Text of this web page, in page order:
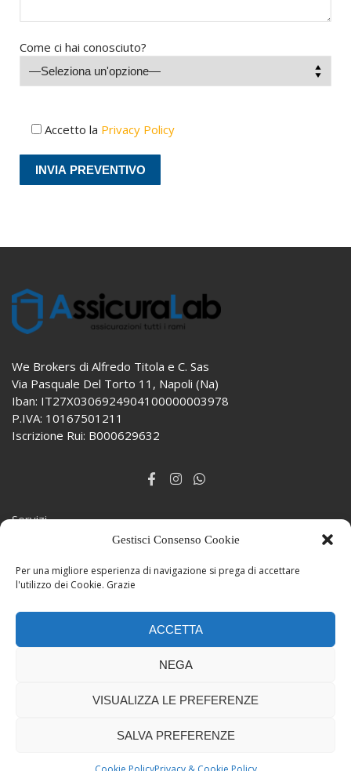
Gestisci Consenso Cookie
Per una migliore esperienza di navigazione si prega di accettare
l'utilizzo dei Cookie. Grazie
ACCETTA
NEGA
VISUALIZZA LE PREFERENZE
SALVA PREFERENZE
Come ci hai conosciuto?
Accetto la Privacy Policy
We Brokers di Alfredo Titola e C. Sas
Via Pasquale Del Torto 11, Napoli (Na)
Iban: IT27X0306924904100000003978
P.IVA: 10167501211
Iscrizione Rui: B000629632
Servizi
Preventivo
Contatti
Chi Siamo
Privacy & Cookie Policy